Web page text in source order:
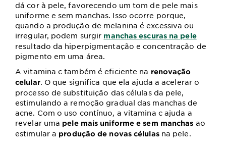
dá cor à pele, favorecendo um tom de pele mais
uniforme e sem manchas. Isso ocorre porque,
quando a produção de melanina é excessiva ou
irregular, podem surgir manchas escuras na pele
resultado da hiperpigmentação e concentração de
pigmento em uma área.
A vitamina c também é eficiente na renovação
celular. O que significa que ela ajuda a acelerar o
processo de substituição das células da pele,
estimulando a remoção gradual das manchas de
acne. Com o uso contínuo, a vitamina c ajuda a
revelar uma pele mais uniforme e sem manchas ao
estimular a produção de novas célulasna pele.